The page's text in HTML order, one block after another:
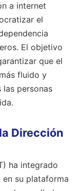
a internet
el
El objetivo
que el
fluido y
las personas
Dirección
ha integrado
su plataforma